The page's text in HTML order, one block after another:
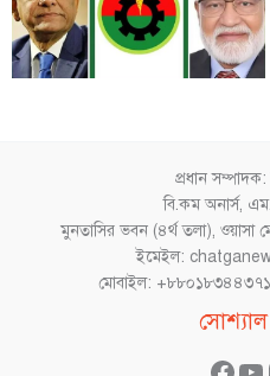
প্রধান সম্পাদক:
বি.কম অনার্স,
মুনতাসির ভবন (৪র্থ তলা), ওয়াসা
ইমেইল:
মোবাইল:
সোশ্যাল